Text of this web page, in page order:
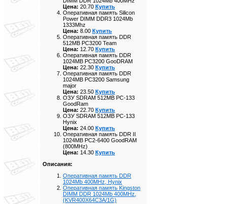
Цена: 20.70 Купить
Оперативная память Silicon
Power DIMM DDR3 1024Mb
1333Mhz
Цена: 8.00 Купить
Оперативная память DDR
512MB PC3200 Team
Цена: 12.70 Купить
Оперативная память DDR
1024MB PC3200 GooDRAM
Цена: 22.30 Купить
Оперативная память DDR
1024MB PC3200 Samsung
major
Цена: 23.50 Купить
ОЗУ SDRAM 512MB PC-133
GoodRam
Цена: 22.70 Купить
ОЗУ SDRAM 512MB PC-133
Hynix
Цена: 24.00 Купить
Оперативная память DDR II
1024MB PC2-6400 GoodRAM
(800MHz)
Цена: 14.30 Купить
Описания:
Оперативная память DDR
1024Mb 400MHz, Hynix
Оперативная память Kingston
DIMM DDR 1024Mb 400MHz,
(KVR400X64C3A/1G)